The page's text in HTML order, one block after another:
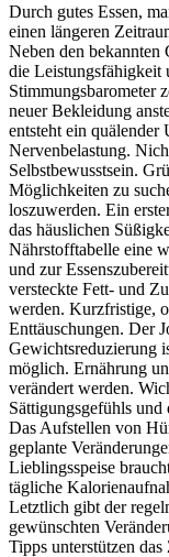
Durch gutes Essen,
einen längeren
Neben den bekannten
die Leistungsfähigkeit
Stimmungsbarometer
neuer Bekleidung
entsteht ein quälender
Nervenbelastung.
Selbstbewusstsein.
Möglichkeiten zu
loszuwerden. Ein
das häuslichen
Nährstofftabelle eine
und zur
versteckte Fett- und
werden. Kurzfristige,
Enttäuschungen. Der
Gewichtsreduzierung
möglich. Ernährung
verändert werden.
Sättigungsgefühls
Das Aufstellen von
geplante
Lieblingsspeise
tägliche
Letztlich gibt der
gewünschten
Tipps unterstützen